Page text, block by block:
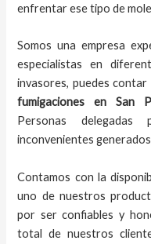
enfrentar ese tipo de
Somos una empresa
especialistas en
invasores, puedes
fumigaciones
enSan
Personas
inconvenientes
Contamos con la
uno de nuestros
por ser confiables y
total de nuestros